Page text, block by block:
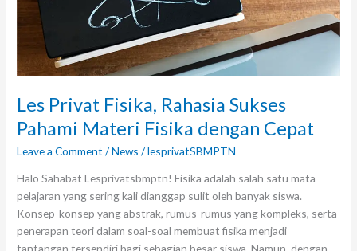
Les Privat Fisika, Rahasia Sukses
Pahami Materi Fisika dengan Cepat
Leave a Comment /News /lesprivatSBMPTN
Halo Sahabat Lesprivatsbmptn! Fisika adalah salah satu mata
pelajaran yang sering kali dianggap sulit oleh banyak siswa.
Konsep-konsep yang abstrak, rumus-rumus yang kompleks, serta
penerapan teori dalam soal-soal membuat fisika menjadi
tantangan tersendiri bagi sebagian besar siswa. Namun, dengan
dengan
Cepat